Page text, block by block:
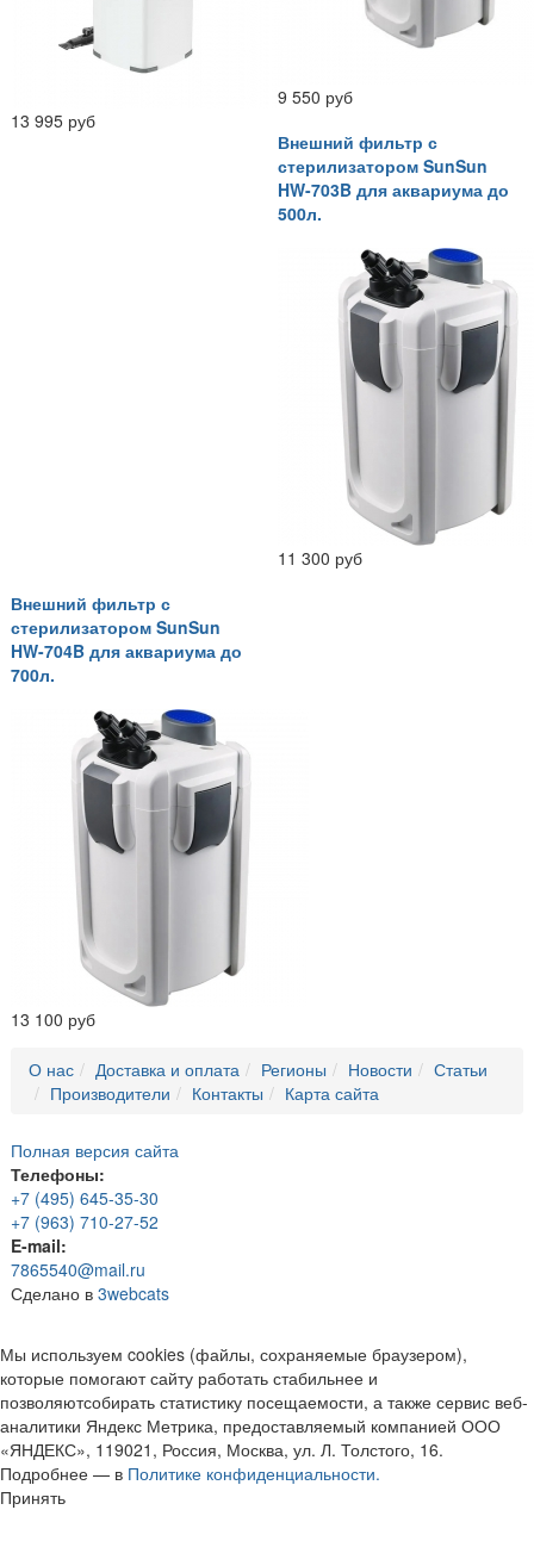
13 995 руб
9 550 руб
Внешний фильтр с
стерилизатором SunSun
HW-703B для аквариума до
500л.
11 300 руб
Внешний фильтр с
стерилизатором SunSun
HW-704B для аквариума до
700л.
13 100 руб
О нас Доставка и оплата Регионы Новости
Статьи
Производители
Контакты Карта сайта
Полная версия сайта
Телефоны:
+7 (495) 645-35-30
+7 (963) 710-27-52
E-mail:
7865540@mail.ru
Сделано в 3webcats
Мы используем cookies (файлы, сохраняемые браузером),
которые помогают сайту работать стабильнее и
позволяютсобирать статистику посещаемости, а также сервис веб-
аналитики Яндекс Метрика, предоставляемый компанией ООО
«ЯНДЕКС», 119021, Россия, Москва, ул. Л. Толстого, 16.
Подробнее — в Политике конфиденциальности.
Принять